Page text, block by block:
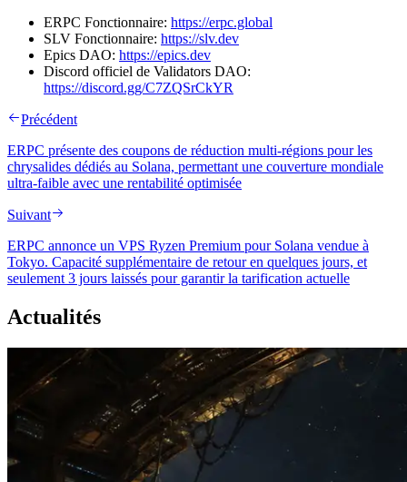
ERPC Fonctionnaire: https://erpc.global
SLV Fonctionnaire: https://slv.dev
Epics DAO: https://epics.dev
Discord officiel de Validators DAO:
https://discord.gg/C7ZQSrCkYR
Précédent
ERPC présente des coupons de réduction multi-régions pour les
chrysalides dédiés au Solana, permettant une couverture mondiale
ultra-faible avec une rentabilité optimisée
Suivant
ERPC annonce un VPS Ryzen Premium pour Solana vendue à
Tokyo. Capacité supplémentaire de retour en quelques jours, et
seulement 3 jours laissés pour garantir la tarification actuelle
Actualités